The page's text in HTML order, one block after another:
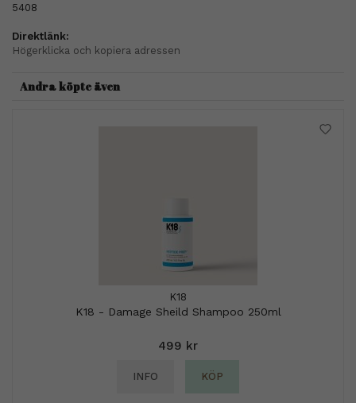
5408
Direktlänk:
Högerklicka och kopiera adressen
Andra köpte även
K18
K18 - Damage Sheild Shampoo 250ml
499 kr
INFO KÖP